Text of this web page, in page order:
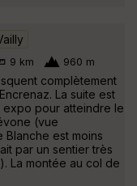
9 km 960 m
complètement
La suite est
pour atteindre le
(vue
Blanche est moins
par un sentier très
La montée au col de